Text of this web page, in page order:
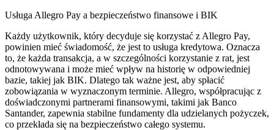
Usługa Allegro Pay a bezpieczeństwo finansowe i BIK
Każdy użytkownik, który decyduje się korzystać z Allegro Pay,
powinien mieć świadomość, że jest to usługa kredytowa. Oznacza
to, że każda transakcja, a w szczególności korzystanie z rat, jest
odnotowywana i może mieć wpływ na historię w odpowiedniej
bazie, takiej jak BIK. Dlatego tak ważne jest, aby spłacić
zobowiązania w wyznaczonym terminie. Allegro, współpracując z
doświadczonymi partnerami finansowymi, takimi jak Banco
Santander, zapewnia stabilne fundamenty dla udzielanych pożyczek,
co przekłada się na bezpieczeństwo całego systemu.